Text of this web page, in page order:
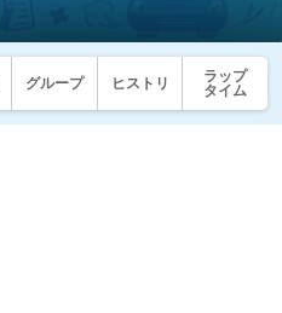
グループ ヒストリ
ラップ
タイム